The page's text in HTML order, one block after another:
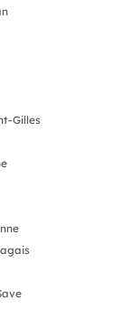
Gilles